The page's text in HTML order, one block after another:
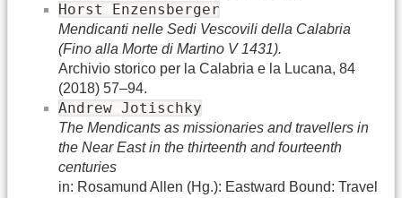
Horst Enzensberger
Mendicanti nelle Sedi Vescovili della Calabria
(Fino alla Morte di Martino V 1431).
Archivio storico per la Calabria e la Lucana, 84
(2018) 57–94.
Andrew Jotischky
The Mendicants as missionaries and travellers in
the Near East in the thirteenth and fourteenth
centuries
in: Rosamund Allen (Hg.): Eastward Bound: Travel